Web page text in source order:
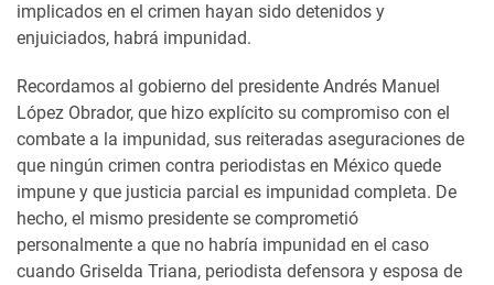
implicados en el crimen hayan sido detenidos y
enjuiciados, habrá impunidad.
Recordamos al gobierno del presidente Andrés Manuel
López Obrador, que hizo explícito su compromiso con el
combate a la impunidad, sus reiteradas aseguraciones de
que ningún crimen contra periodistas en México quede
impune y que justicia parcial es impunidad completa. De
hecho, el mismo presidente se comprometió
personalmente a que no habría impunidad en el caso
cuando Griselda Triana, periodista defensora y esposa de